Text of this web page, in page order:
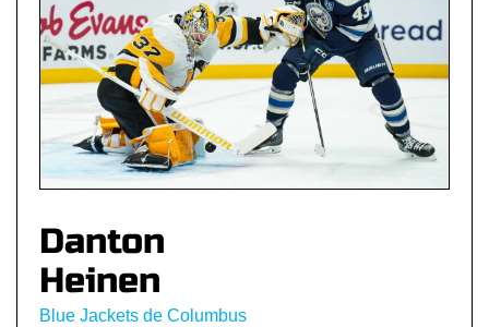
Danton
Heinen
Blue Jackets de Columbus